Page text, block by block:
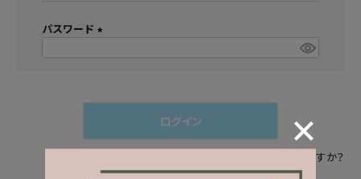
)
パスワード
ログイン
パスワードをお忘れですか？